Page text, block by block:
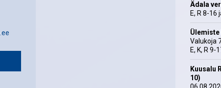
Ädala
E, R 8-16
Valukoja
E, K, R 9-
Kuusalu
10)